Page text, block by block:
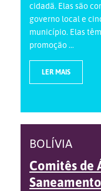
cidadã. Elas são
governo local e
município. Elas
promoção ...
LER MAIS
BOLÍVIA
Comitês de
Saneamento